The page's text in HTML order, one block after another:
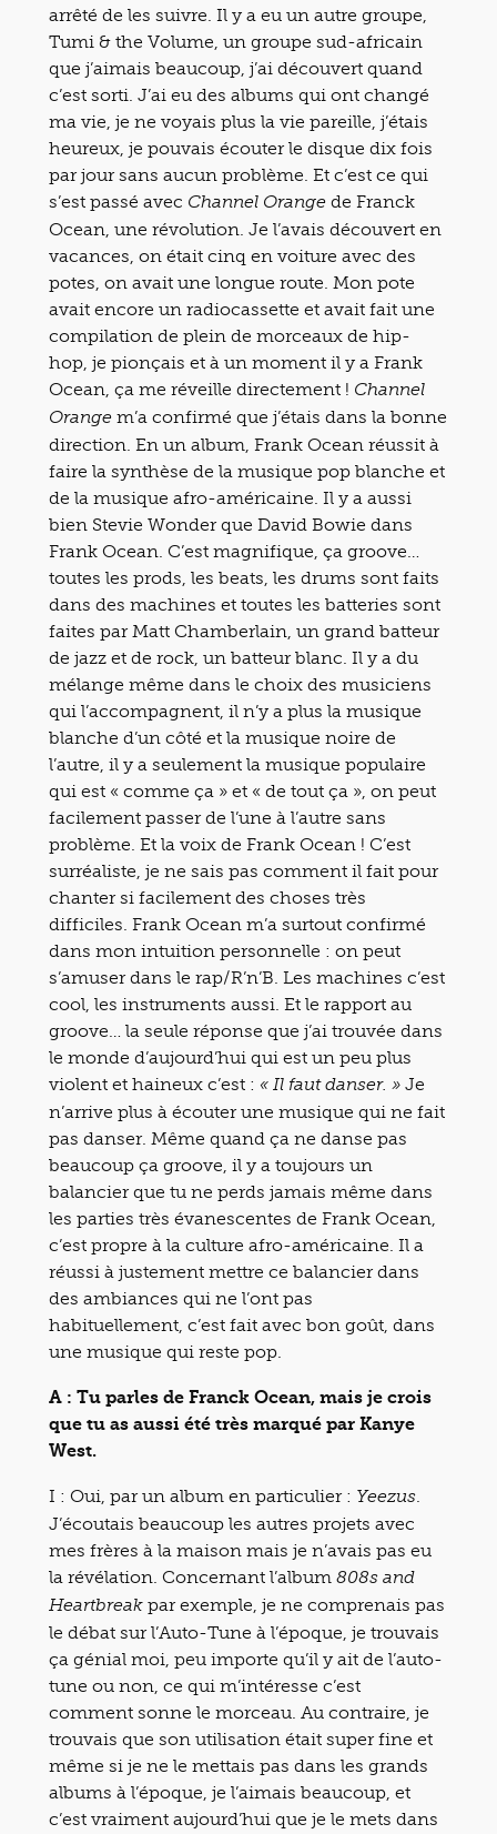
arrêté de les suivre. Il y a eu un autre groupe,
Tumi & the Volume, un groupe sud-africain
que j’aimais beaucoup, j’ai découvert quand
c’est sorti. J’ai eu des albums qui ont changé
ma vie, je ne voyais plus la vie pareille, j’étais
heureux, je pouvais écouter le disque dix fois
par jour sans aucun problème. Et c’est ce qui
s’est passé avec Channel Orange de Franck
Ocean, une révolution. Je l’avais découvert en
vacances, on était cinq en voiture avec des
potes, on avait une longue route. Mon pote
avait encore un radiocassette et avait fait une
compilation de plein de morceaux de hip-
hop, je pionçais et à un moment il y a Frank
Ocean, ça me réveille directement ! Channel
Orange m’a confirmé que j’étais dans la bonne
direction. En un album, Frank Ocean réussit à
faire la synthèse de la musique pop blanche et
de la musique afro-américaine. Il y a aussi
bien Stevie Wonder que David Bowie dans
Frank Ocean. C’est magnifique, ça groove…
toutes les prods, les beats, les drums sont faits
dans des machines et toutes les batteries sont
faites par Matt Chamberlain, un grand batteur
de jazz et de rock, un batteur blanc. Il y a du
mélange même dans le choix des musiciens
qui l’accompagnent, il n’y a plus la musique
blanche d’un côté et la musique noire de
l’autre, il y a seulement la musique populaire
qui est « comme ça » et « de tout ça », on peut
facilement passer de l’une à l’autre sans
problème. Et la voix de Frank Ocean ! C’est
surréaliste, je ne sais pas comment il fait pour
chanter si facilement des choses très
difficiles. Frank Ocean m’a surtout confirmé
dans mon intuition personnelle : on peut
s’amuser dans le rap/R’n’B. Les machines c’est
cool, les instruments aussi. Et le rapport au
groove… la seule réponse que j’ai trouvée dans
le monde d’aujourd’hui qui est un peu plus
violent et haineux c’est : « Il faut danser. » Je
n’arrive plus à écouter une musique qui ne fait
pas danser. Même quand ça ne danse pas
beaucoup ça groove, il y a toujours un
balancier que tu ne perds jamais même dans
les parties très évanescentes de Frank Ocean,
c’est propre à la culture afro-américaine. Il a
réussi à justement mettre ce balancier dans
des ambiances qui ne l’ont pas
habituellement, c’est fait avec bon goût, dans
une musique qui reste pop.
A : Tu parles de Franck Ocean, mais je crois
que tu as aussi été très marqué par Kanye
West.
I : Oui, par un album en particulier : Yeezus.
J’écoutais beaucoup les autres projets avec
mes frères à la maison mais je n’avais pas eu
la révélation. Concernant l’album 808s and
Heartbreak par exemple, je ne comprenais pas
le débat sur l’Auto-Tune à l’époque, je trouvais
ça génial moi, peu importe qu’il y ait de l’auto-
tune ou non, ce qui m’intéresse c’est
comment sonne le morceau. Au contraire, je
trouvais que son utilisation était super fine et
même si je ne le mettais pas dans les grands
albums à l’époque, je l’aimais beaucoup, et
c’est vraiment aujourd’hui que je le mets dans